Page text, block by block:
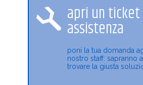
apri un
assistenza
poni la tua domanda
nostro staff: sapranno
trovare la giusta